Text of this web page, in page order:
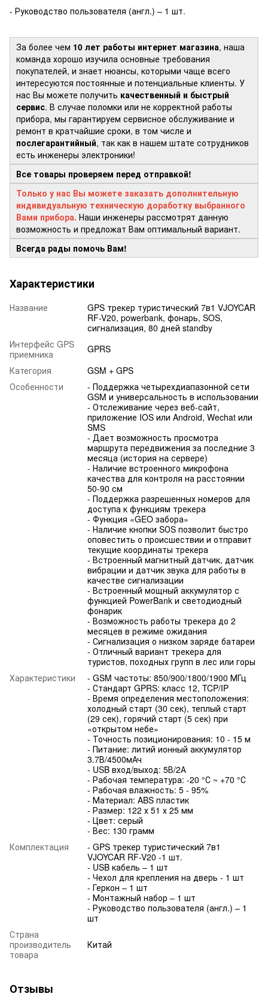
- Руководство пользователя (англ.) – 1 шт.
За более чем 10 лет работы интернет магазина, наша
команда хорошо изучила основные требования
покупателей, и знает нюансы, которыми чаще всего
интересуются постоянные и потенциальные клиенты. У
нас Вы можете получить качественный и быстрый
сервис. В случае поломки или не корректной работы
прибора, мы гарантируем сервисное обслуживание и
ремонт в кратчайшие сроки, в том числе и
послегарантийный, так как в нашем штате сотрудников
есть инженеры электроники!
Все товары проверяем перед отправкой!
Только у нас Вы можете заказать дополнительную
индивидуальную техническую доработку выбранного
Вами прибора. Наши инженеры рассмотрят данную
возможность и предложат Вам оптимальный вариант.
Всегда рады помочь Вам!
Характеристики
Название
GPS трекер туристический 7в1 VJOYCAR
RF-V20, powerbank, фонарь, SOS,
сигнализация, 80 дней standby
Интерфейс GPS
приемника
GPRS
Категория
GSM + GPS
Особенности
- Поддержка четырехдиапазонной сети
GSM и универсальность в использовании
- Отслеживание через веб-сайт,
приложение IOS или Android, Wechat или
SMS
- Дает возможность просмотра
маршрута передвижения за последние 3
месяца (история на сервере)
- Наличие встроенного микрофона
качества для контроля на расстоянии
50-90 см
- Поддержка разрешенных номеров для
доступа к функциям трекера
- Функция «GEO забора»
- Наличие кнопки SОS позволит быстро
оповестить о происшествии и отправит
текущие координаты трекера
- Встроенный магнитный датчик, датчик
вибрации и датчик звука для работы в
качестве сигнализации
- Встроенный мощный аккумулятор с
функцией PowerBank и светодиодный
фонарик
- Возможность работы трекера до 2
месяцев в режиме ожидания
- Сигнализация о низком заряде батареи
- Отличный вариант трекера для
туристов, походных групп в лес или горы
Характеристики
- GSM частоты: 850/900/1800/1900 МГц
- Стандарт GPRS: класс 12, TCP/IP
- Время определения местоположения:
холодный старт (30 сек), теплый старт
(29 сек), горячий старт (5 сек) при
«открытом небе»
- Точность позиционирования: 10 - 15 м
- Питание: литий ионный аккумулятор
3.7В/4500мАч
- USB вход/выход: 5В/2А
- Рабочая температура: -20 °С ~ +70 °С
- Рабочая влажность: 5 - 95%
- Материал: ABS пластик
- Размер: 122 х 51 х 25 мм
- Цвет: серый
- Вес: 130 грамм
Комплектация
- GPS трекер туристический 7в1
VJOYCAR RF-V20 -1 шт.
- USB кабель – 1 шт
- Чехол для крепления на дверь - 1 шт
- Геркон – 1 шт
- Монтажный набор – 1 шт
- Руководство пользователя (англ.) – 1
шт
Страна
производитель
товара
Китай
Отзывы